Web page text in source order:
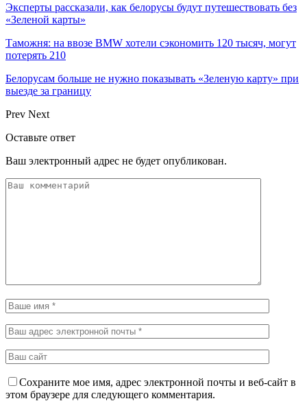
Эксперты рассказали, как белорусы будут путешествовать без
«Зеленой карты»
Таможня: на ввозе BMW хотели сэкономить 120 тысяч, могут
потерять 210
Белорусам больше не нужно показывать «Зеленую карту» при
выезде за границу
Prev Next
Оставьте ответ
Ваш электронный адрес не будет опубликован.
Сохраните мое имя, адрес электронной почты и веб-сайт в
этом браузере для следующего комментария.